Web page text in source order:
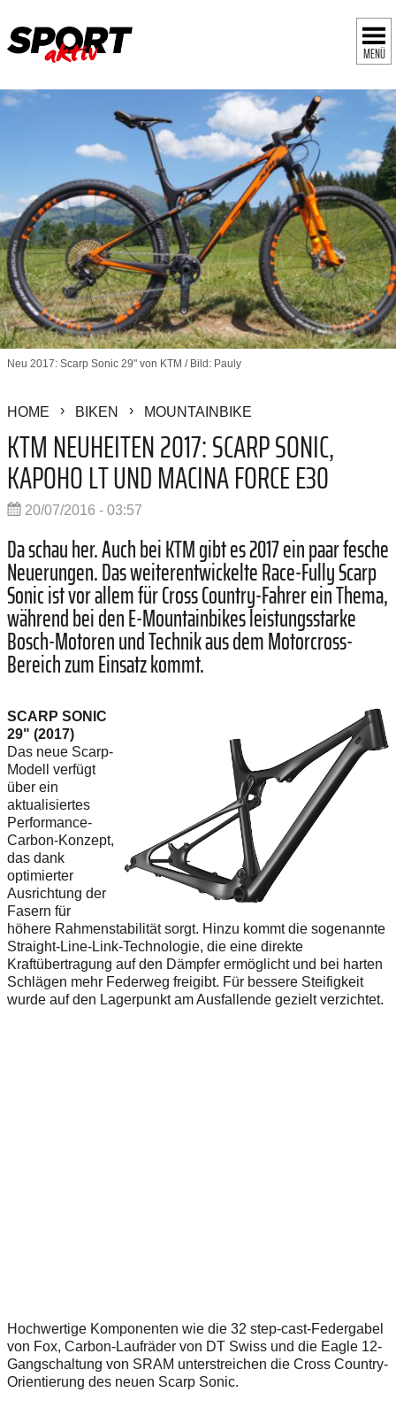
MENÜ
Neu 2017: Scarp Sonic 29" von KTM / Bild: Pauly
HOME BIKEN MOUNTAINBIKE
KTM NEUHEITEN 2017: SCARP SONIC,
KAPOHO LT UND MACINA FORCE E30
20/07/2016 - 03:57
Da schau her. Auch bei KTM gibt es 2017 ein paar fesche
Neuerungen. Das weiterentwickelte Race-Fully Scarp
Sonic ist vor allem für Cross Country-Fahrer ein Thema,
während bei den E-Mountainbikes leistungsstarke
Bosch-Motoren und Technik aus dem Motorcross-
Bereich zum Einsatz kommt.
SCARP SONIC
29" (2017)
Das neue Scarp-
Modell verfügt
über ein
aktualisiertes
Performance-
Carbon-Konzept,
das dank
optimierter
Ausrichtung der
Fasern für
höhere Rahmenstabilität sorgt. Hinzu kommt die sogenannte
Straight-Line-Link-Technologie, die eine direkte
Kraftübertragung auf den Dämpfer ermöglicht und bei harten
Schlägen mehr Federweg freigibt. Für bessere Steifigkeit
wurde auf den Lagerpunkt am Ausfallende gezielt verzichtet.
Hochwertige Komponenten wie die 32 step-cast-Federgabel
von Fox, Carbon-Laufräder von DT Swiss und die Eagle 12-
Gangschaltung von SRAM unterstreichen die Cross Country-
Orientierung des neuen Scarp Sonic.